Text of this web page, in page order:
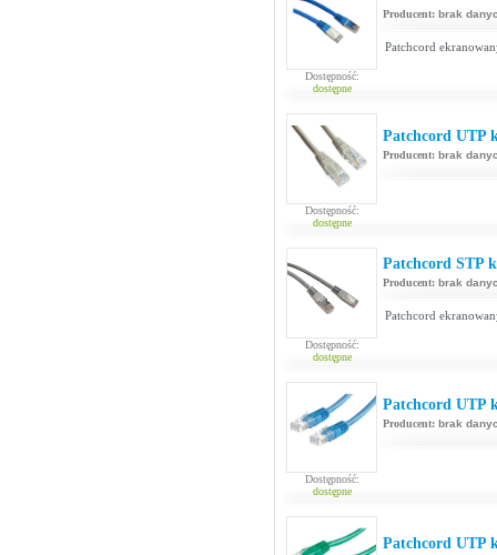
Dostępność:
dostępne
Producent: brak
Patchcord
Dostępność:
dostępne
Patchcord UTP
Producent: brak
Dostępność:
dostępne
Patchcord STP
Producent: brak
Patchcord
Dostępność:
dostępne
Patchcord UTP
Producent: brak
Patchcord UTP